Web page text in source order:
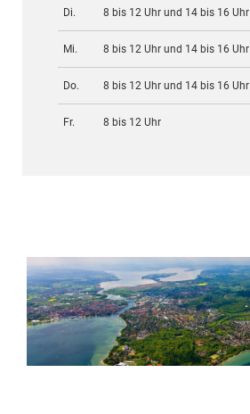
Di. 8 bis 12 Uhr und 14 bis 16 Uhr
Mi. 8 bis 12 Uhr und 14 bis 16 Uhr
Do. 8 bis 12 Uhr und 14 bis 16 Uhr
Fr. 8 bis 12 Uhr